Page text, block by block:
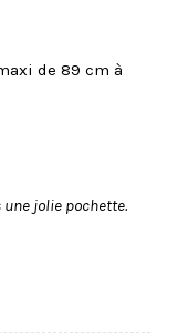
de 89 cm à
jolie pochette.